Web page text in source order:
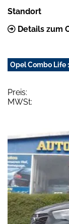
Standort
Details zum
Opel Combo Life
Preis:
MWSt: